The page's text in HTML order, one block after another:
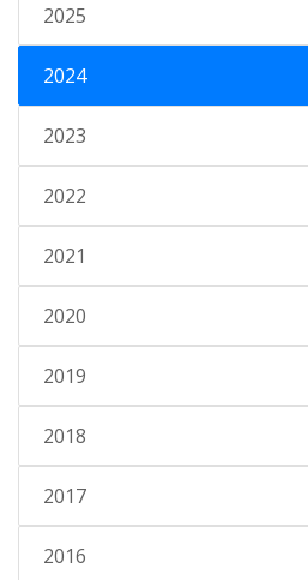
2025
2024
2023
2022
2021
2020
2019
2018
2017
2016